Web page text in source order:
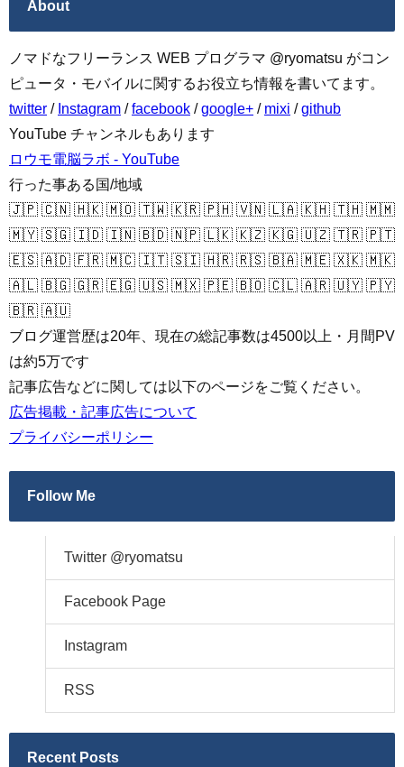
About
ノマドなフリーランス WEB プログラマ @ryomatsu がコン
ピュータ・モバイルに関するお役立ち情報を書いてます。
twitter / Instagram /facebook /google+ / mixi /github
YouTube チャンネルもあります
ロウモ電脳ラボ - YouTube
行った事ある国/地域
🇯🇵 🇨🇳 🇭🇰 🇲🇴 🇹🇼 🇰🇷 🇵🇭 🇻🇳 🇱🇦 🇰🇭 🇹🇭 🇲🇲
🇲🇾 🇸🇬 🇮🇩 🇮🇳 🇧🇩 🇳🇵 🇱🇰 🇰🇿 🇰🇬 🇺🇿 🇹🇷 🇵🇹
🇪🇸 🇦🇩 🇫🇷 🇲🇨 🇮🇹 🇸🇮 🇭🇷 🇷🇸 🇧🇦 🇲🇪 🇽🇰 🇲🇰
🇦🇱 🇧🇬 🇬🇷 🇪🇬 🇺🇸 🇲🇽 🇵🇪 🇧🇴 🇨🇱 🇦🇷 🇺🇾 🇵🇾
🇧🇷 🇦🇺
ブログ運営歴は20年、現在の総記事数は4500以上・月間PV
は約5万です
記事広告などに関しては以下のページをご覧ください。
広告掲載・記事広告について
プライバシーポリシー
Follow Me
Twitter @ryomatsu
Facebook Page
Instagram
RSS
Recent Posts